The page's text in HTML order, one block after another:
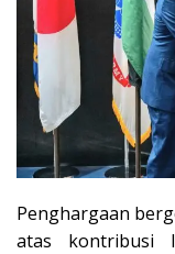
Penghargaan
atas kontribusi